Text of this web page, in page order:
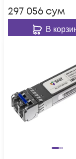
297 056 сум
В